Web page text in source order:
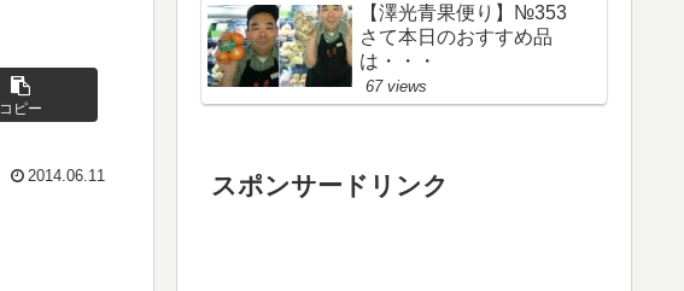
コピー
2014.06.11
【澤光青果便り】№353
さて本日のおすすめ品
は・・・
67 views
スポンサードリンク